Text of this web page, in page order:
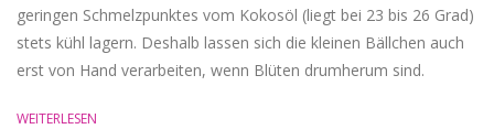
geringen Schmelzpunktes vom Kokosöl (liegt bei 23 bis 26 Grad)
stets kühl lagern. Deshalb lassen sich die kleinen Bällchen auch
erst von Hand verarbeiten, wenn Blüten drumherum sind.
WEITERLESEN